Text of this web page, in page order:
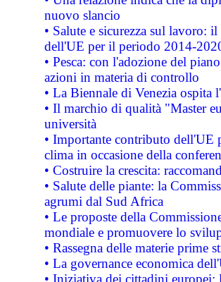
nuovo slancio
• Salute e sicurezza sul lavoro:
dell'UE per il periodo 2014-
• Pesca: con l'adozione del
azioni in materia di controllo
• La Biennale di Venezia ospita
• Il marchio di qualità "Master
università
• Importante contributo dell'UE
clima in occasione della
• Costruire la crescita:
• Salute delle piante: la
agrumi dal Sud Africa
• Le proposte della
mondiale e promuovere lo
• Rassegna delle materie prime
• La governance economica
• Iniziativa dei cittadini